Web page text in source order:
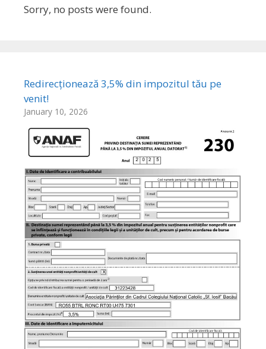
Sorry, no posts were found.
Redirecționează 3,5% din impozitul tău pe
venit!
January 10, 2026